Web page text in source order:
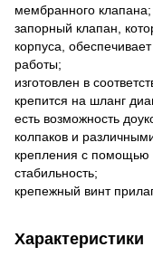
мембранного клапана;
запорный клапан,
корпуса,
работы;
изготовлен в
крепится на шланг
есть возможность
колпаков и
крепления с помощью
стабильность;
крепежный винт
Характеристики